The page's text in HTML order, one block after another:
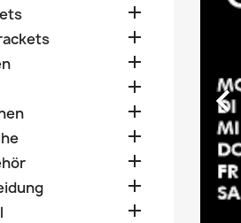








